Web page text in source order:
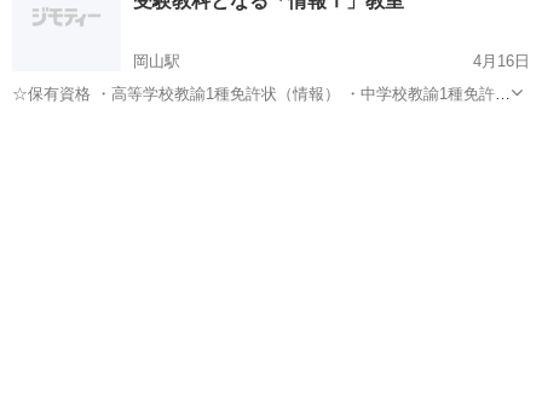
岡山駅
4月16日
☆保有資格 ・高等学校教諭1種免許状（情報） ・中学校教諭1種免許状